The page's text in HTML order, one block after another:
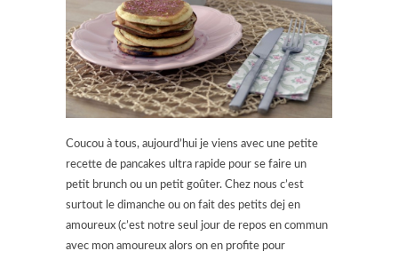
Coucou à tous, aujourd’hui je viens avec une petite
recette de pancakes ultra rapide pour se faire un
petit brunch ou un petit goûter. Chez nous c’est
surtout le dimanche ou on fait des petits dej en
amoureux (c’est notre seul jour de repos en commun
avec mon amoureux alors on en profite pour